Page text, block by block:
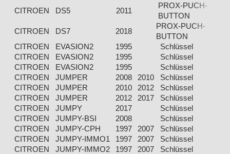
CITROEN
DS5 2011
PROX-PUCH-
BUTTON
CITROEN DS7 2018
PROX-PUCH-
BUTTON
CITROEN
EVASION2 1995 Schlüssel
CITROEN
EVASION2 1995 Schlüssel
CITROEN
EVASION2 1995 Schlüssel
CITROEN
JUMPER 2008 2010 Schlüssel
CITROEN
JUMPER 2010 2012 Schlüssel
CITROEN
JUMPER 2012 2017 Schlüssel
CITROEN
JUMPY 2017 Schlüssel
CITROEN
JUMPY-BSI 2008 Schlüssel
CITROEN
JUMPY-CPH 1997 2007 Schlüssel
CITROEN
JUMPY-IMMO1 1997 2007 Schlüssel
CITROEN
JUMPY-IMMO2 1997 2007 Schlüssel